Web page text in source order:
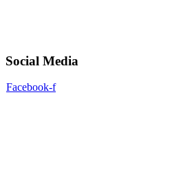
Social Media
Facebook-f